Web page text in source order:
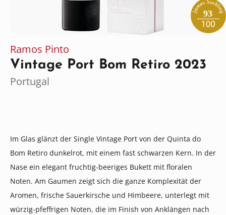
93
Ramos Pinto
Vintage Port Bom Retiro 2023
Portugal
Im Glas glänzt der Single Vintage Port von der Quinta do
Bom Retiro dunkelrot, mit einem fast schwarzen Kern. In der
Nase ein elegant fruchtig-beeriges Bukett mit floralen
Noten. Am Gaumen zeigt sich die ganze Komplexität der
Aromen, frische Sauerkirsche und Himbeere, unterlegt mit
würzig-pfeffrigen Noten, die im Finish von Anklängen nach